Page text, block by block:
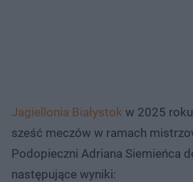
Jagiellonia Białystok w 2025
sześć meczów w ramach
Podopieczni Adriana Siemieńca
następujące wyniki: